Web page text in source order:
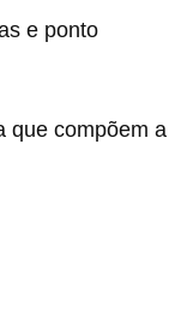
e ponto
que compõem a